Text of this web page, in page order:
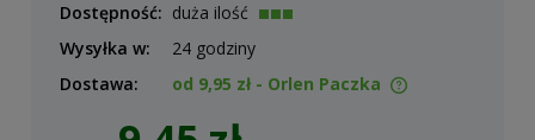
Dostępność: duża ilość
Wysyłka w:
24 godziny
Dostawa:
od 9,95 zł - Orlen Paczka